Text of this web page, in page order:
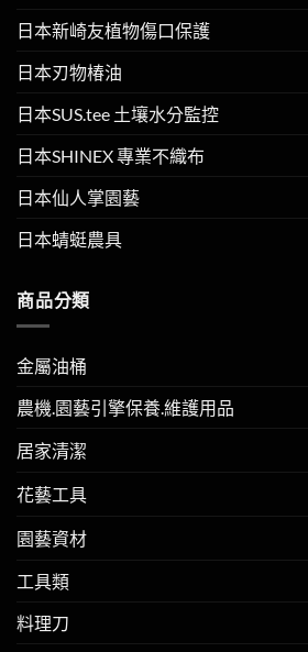
日本新崎友植物傷口保護
日本刃物椿油
日本SUS.tee 土壤水分監控
日本SHINEX 專業不織布
日本仙人掌園藝
日本蜻蜓農具
商品分類
金屬油桶
農機.園藝引擎保養.維護用品
居家清潔
花藝工具
園藝資材
工具類
料理刀